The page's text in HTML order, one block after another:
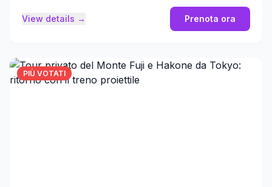
View details → Prenota ora
PIÙ VOTATI